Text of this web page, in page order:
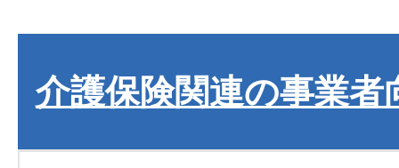
介護保険関連の事業者